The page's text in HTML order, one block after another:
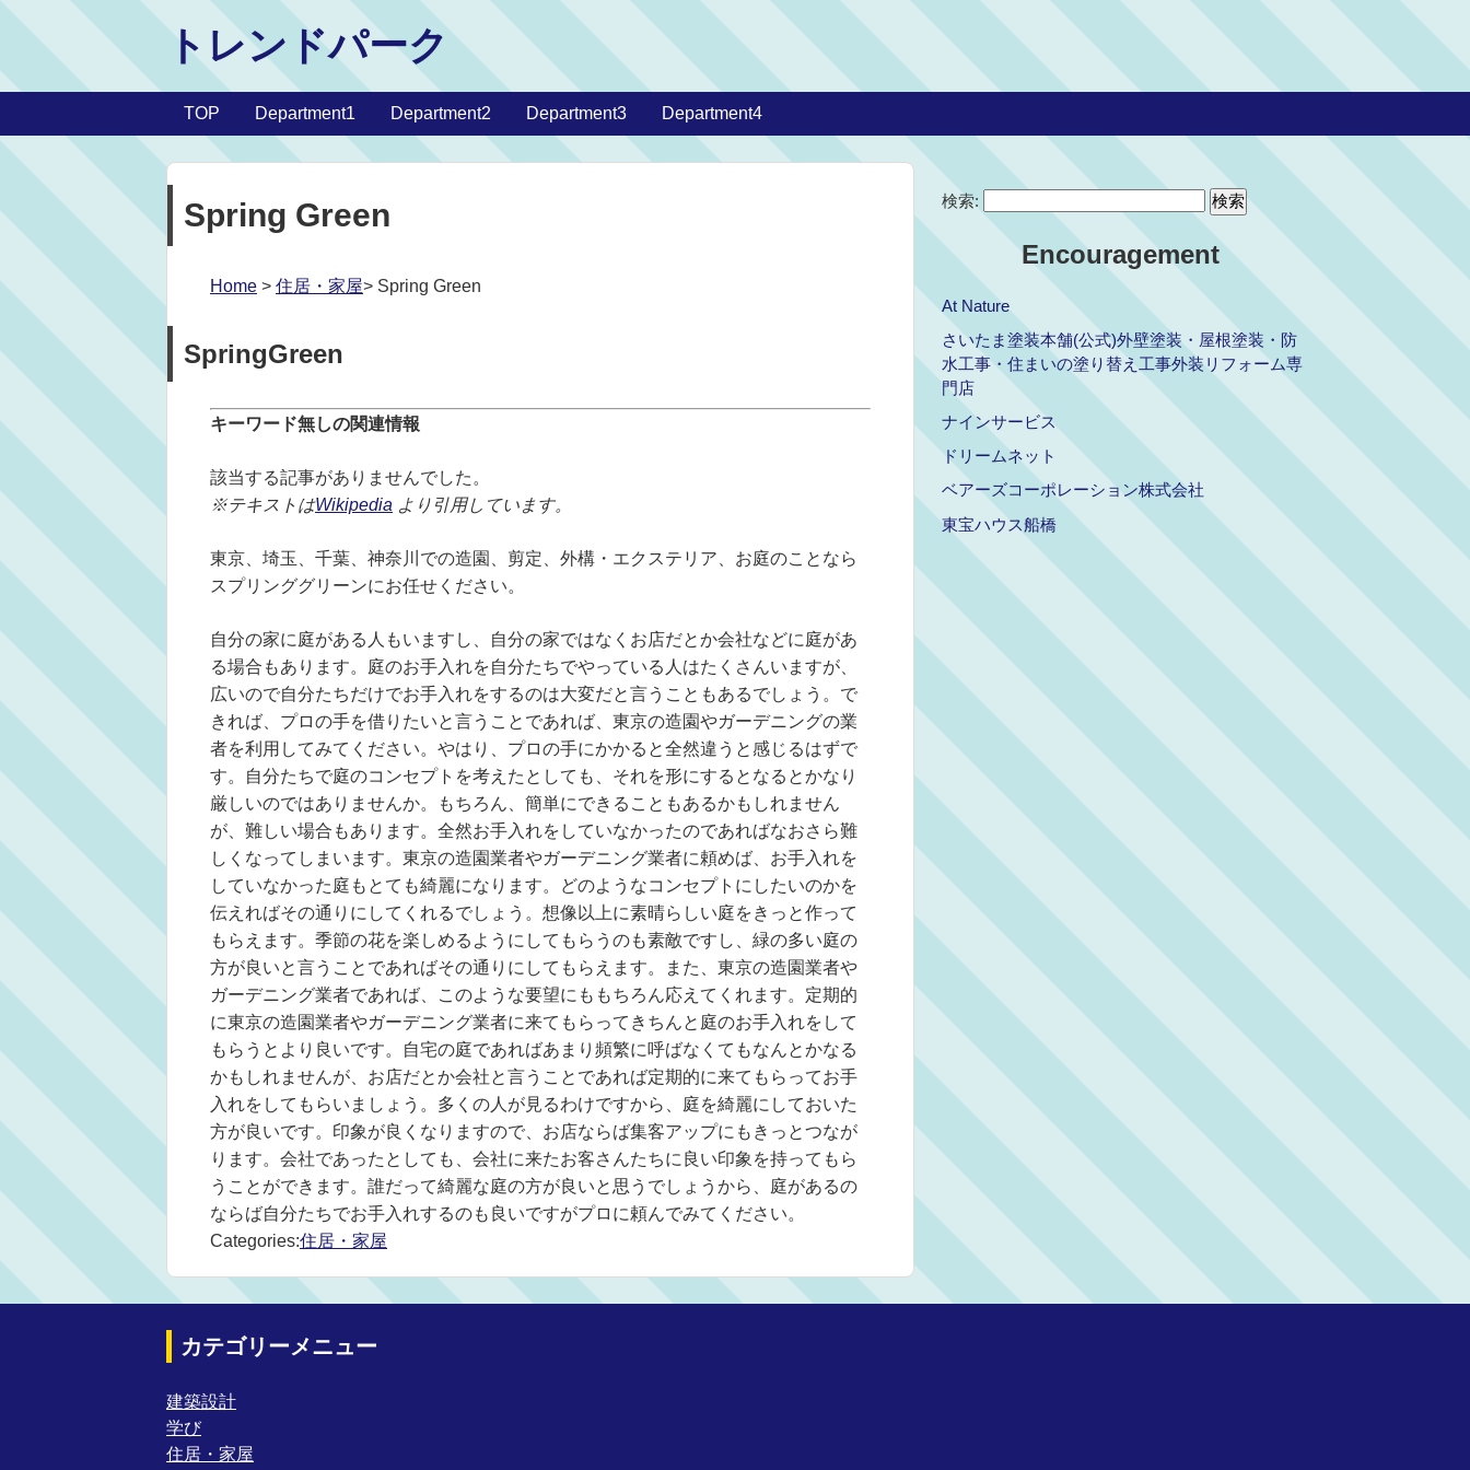
トレンドパーク
TOP Department1 Department2 Department3 Department4
Spring Green
Home > 住居・家屋> Spring Green
SpringGreen
キーワード無しの関連情報
該当する記事がありませんでした。
※テキストはWikipedia より引用しています。
東京、埼玉、千葉、神奈川での造園、剪定、外構・エクステリア、お庭のことなら
スプリンググリーンにお任せください。
自分の家に庭がある人もいますし、自分の家ではなくお店だとか会社などに庭があ
る場合もあります。庭のお手入れを自分たちでやっている人はたくさんいますが、
広いので自分たちだけでお手入れをするのは大変だと言うこともあるでしょう。で
きれば、プロの手を借りたいと言うことであれば、東京の造園やガーデニングの業
者を利用してみてください。やはり、プロの手にかかると全然違うと感じるはずで
す。自分たちで庭のコンセプトを考えたとしても、それを形にするとなるとかなり
厳しいのではありませんか。もちろん、簡単にできることもあるかもしれません
が、難しい場合もあります。全然お手入れをしていなかったのであればなおさら難
しくなってしまいます。東京の造園業者やガーデニング業者に頼めば、お手入れを
していなかった庭もとても綺麗になります。どのようなコンセプトにしたいのかを
伝えればその通りにしてくれるでしょう。想像以上に素晴らしい庭をきっと作って
もらえます。季節の花を楽しめるようにしてもらうのも素敵ですし、緑の多い庭の
方が良いと言うことであればその通りにしてもらえます。また、東京の造園業者や
ガーデニング業者であれば、このような要望にももちろん応えてくれます。定期的
に東京の造園業者やガーデニング業者に来てもらってきちんと庭のお手入れをして
もらうとより良いです。自宅の庭であればあまり頻繁に呼ばなくてもなんとかなる
かもしれませんが、お店だとか会社と言うことであれば定期的に来てもらってお手
入れをしてもらいましょう。多くの人が見るわけですから、庭を綺麗にしておいた
方が良いです。印象が良くなりますので、お店ならば集客アップにもきっとつなが
ります。会社であったとしても、会社に来たお客さんたちに良い印象を持ってもら
うことができます。誰だって綺麗な庭の方が良いと思うでしょうから、庭があるの
ならば自分たちでお手入れするのも良いですがプロに頼んでみてください。
Categories:住居・家屋
検索:
Encouragement
At Nature
さいたま塗装本舗(公式)外壁塗装・屋根塗装・防
水工事・住まいの塗り替え工事外装リフォーム専
門店
ナインサービス
ドリームネット
ベアーズコーポレーション株式会社
東宝ハウス船橋
カテゴリーメニュー
建築設計
学び
住居・家屋